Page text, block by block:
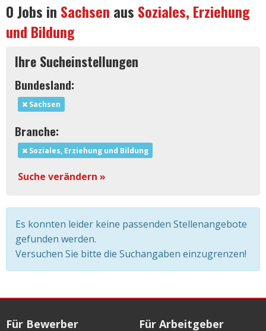
0Jobs in Sachsen aus Soziales, Erziehung
und Bildung
Ihre Sucheinstellungen
Bundesland:
Sachsen
Branche:
Soziales, Erziehung und Bildung
Suche verändern »
Es konnten leider keine passenden Stellenangebote
gefunden werden.
Versuchen Sie bitte die Suchangaben einzugrenzen!
Für Bewerber Für Arbeitgeber